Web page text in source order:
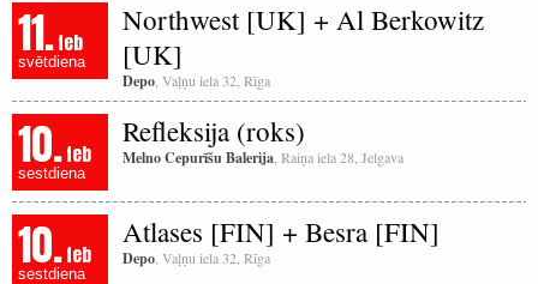
11.feb
svētdiena
Northwest [UK] + Al Berkowitz
[UK]
Depo , Vaļņu iela 32, Rīga
10.feb
sestdiena
Refleksija (roks)
Melno Cepurīšu Balerija , Raiņa iela 28, Jelgava
10.feb
sestdiena
Atlases [FIN] + Besra [FIN]
Depo , Vaļņu iela 32, Rīga